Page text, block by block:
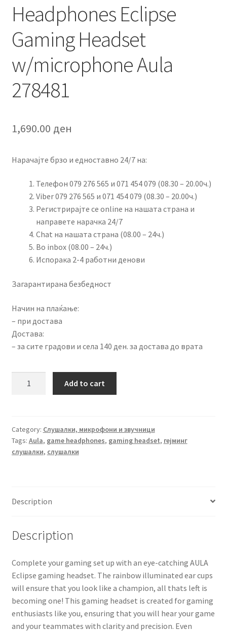
Headphones Eclipse
Gaming Headset
w/microphone Aula
278481
1,690.00 ден
Нарачајте брзо и едноставно 24/7 на:
Телефон 079 276 565 и 071 454 079 (08.30 – 20.00ч.)
Viber 079 276 565 и 071 454 079 (08.30 – 20.00ч.)
Регистрирајте се online на нашата страна и
направете нарачка 24/7
Chat на нашата страна (08.00 – 24ч.)
Во inbox (08.00 – 24ч.)
Испорака 2-4 работни денови
Загарантирана безбедност
Начин на плаќање:
– при достава
Достава:
– за сите градови и села 140 ден. за достава до врата
w/microphone
Aula
278481
Add to cart
Category: Слушалки, микрофони и звучници
Tags: Aula, game headphones, gaming headset, гејминг
слушалки, слушалки
Description
Description
Complete your gaming set up with an eye-catching AULA
Eclipse gaming headset. The rainbow illuminated ear cups
will ensure that you look like a champion, all thats left is
becoming one! This gaming headset is created for gaming
enthusiasts like you, ensuring that you will hear your game
and your teammates with clarity and precision. Even